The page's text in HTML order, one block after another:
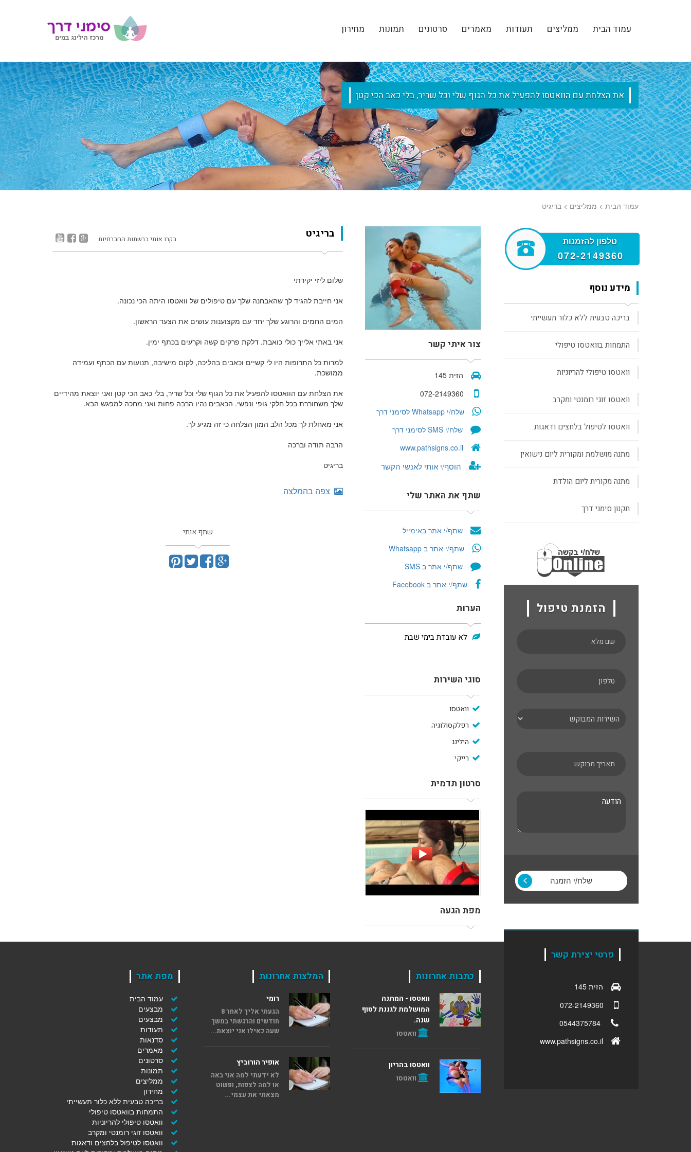
מחירון תמונות סרטונים מאמרים תעודות ממליצים עמוד הבית
את הצלחת עם הוואטסו להפעיל את כל הגוף שלי וכל שריר, בלי כאב הכי קטן
עמוד הבית > ממליצים > בריגיט
צור איתי קשר
הזית 145
072-2149360
שלח/י Whatsapp לסימני דרך
שלח/י SMS לסימני דרך
www.pathsigns.co.il
שתף את האתר שלי
שתף/י אתר באימייל
שתף/י אתר ב Whatsapp
שתף/י אתר ב SMS
שתף/י אתר ב Facebook
הערות
לא עובדת בימי שבת
סוגי השירות
וואטסו
רפלקסולוגיה
הילינג
רייקי
סרטון תדמית
מפת הגעה
בקרו אותי ברשתות החברתיות בריגיט
שלום ליזי יקירתי
אני חייבת להגיד לך שהאבחנה שלך עם טיפולים של וואטסו היתה הכי נכונה.
המים החמים והרוגע שלך יחד עם מקצוענות עושים את הצעד הראשון.
אני באתי אלייך כולי כואבת. דלקת פרקים קשה וקרעים בכתף ימין.
למרות כל התרופות היו לי קשיים וכאבים בהליכה, לקום מישיבה, תנועות עם הכתף ועמידה
ממושכת.
את הצלחת עם הוואטסו להפעיל את כל הגוף שלי וכל שריר, בלי כאב הכי קטן ואני יוצאת מהידיים
שלך משחוררת בכל חלקי גופי ונפשי. הכאבים נהיו הרבה פחות ואני מחכה למפגש הבא.
אני מאחלת לך מכל הלב המון הצלחה כי זה מגיע לך.
הרבה תודה וברכה
בריגיט
צפה בהמלצה
שתף אותי
טלפון להזמנות
072-2149360
מידע נוסף
בריכה טבעית ללא כלור תעשייתי
התמחות בוואטסו טיפולי
וואטסו טיפולי להריוניות
וואטסו זוגי רומנטי ומקרב
וואטסו לטיפול בלחצים ודאגות
מתנה מושלמת ומקורית ליום נישואין
מתנה מקורית ליום הולדת
תקנון סימני דרך
הזמנת טיפול
פרטי יצירת קשר
הזית 145
072-2149360
0544375784
www.pathsigns.co.il
כתבות אחרונות
וואטסו - המתנה
המושלמת לגננת לסוף
שנה.
וואטסו
וואטסו בהריון
וואטסו
המלצות אחרונות
רומי
הגעתי אליך לאחר 8
חודשים והרגשתי במשך
שעה כאילו אני יוצאת...
אופיר הורוביץ
לא ידעתי למה אני באה
או למה לצפות, ופשוט
מצאתי את עצמי...
מפת אתר
עמוד הבית
מבצעים
מבצעים
תעודות
סדנאות
מאמרים
סרטונים
תמונות
ממליצים
מחירון
בריכה טבעית ללא כלור תעשייתי
התמחות בוואטסו טיפולי
וואטסו טיפולי להריוניות
וואטסו זוגי רומנטי ומקרב
וואטסו לטיפול בלחצים ודאגות